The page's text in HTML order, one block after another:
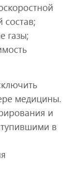
газы;
медицины.
и
в